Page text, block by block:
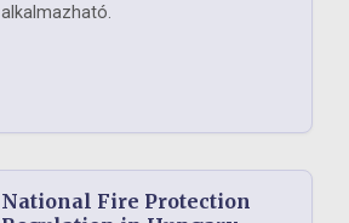
alkalmazható.
National Fire Protection